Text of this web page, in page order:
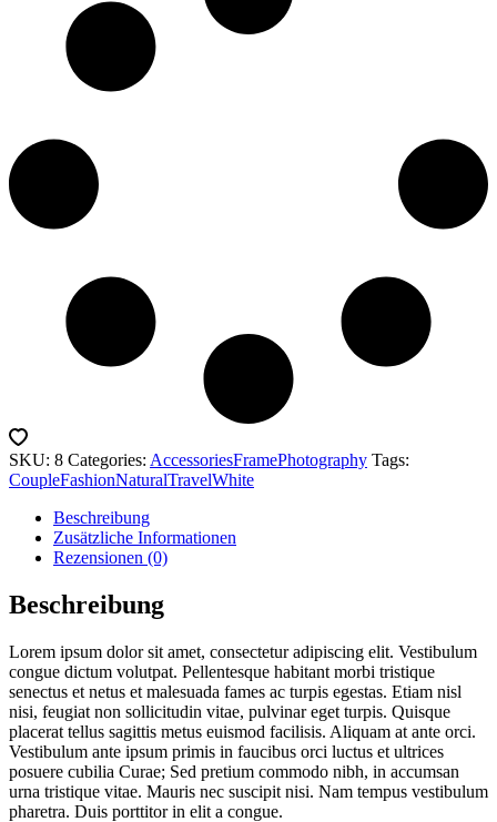
SKU: 8 Categories: AccessoriesFramePhotography Tags:
CoupleFashionNaturalTravelWhite
Beschreibung
Zusätzliche Informationen
Rezensionen (0)
Beschreibung
Lorem ipsum dolor sit amet, consectetur adipiscing elit. Vestibulum
congue dictum volutpat. Pellentesque habitant morbi tristique
senectus et netus et malesuada fames ac turpis egestas. Etiam nisl
nisi, feugiat non sollicitudin vitae, pulvinar eget turpis. Quisque
placerat tellus sagittis metus euismod facilisis. Aliquam at ante orci.
Vestibulum ante ipsum primis in faucibus orci luctus et ultrices
posuere cubilia Curae; Sed pretium commodo nibh, in accumsan
urna tristique vitae. Mauris nec suscipit nisi. Nam tempus vestibulum
pharetra. Duis porttitor in elit a congue.